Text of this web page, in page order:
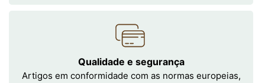
Qualidade e segurança
Artigos em conformidade com as normas europeias,